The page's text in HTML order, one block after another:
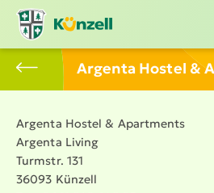
Argenta Hostel &
Argenta Hostel & Apartments
Argenta Living
Turmstr. 131
36093 Künzell